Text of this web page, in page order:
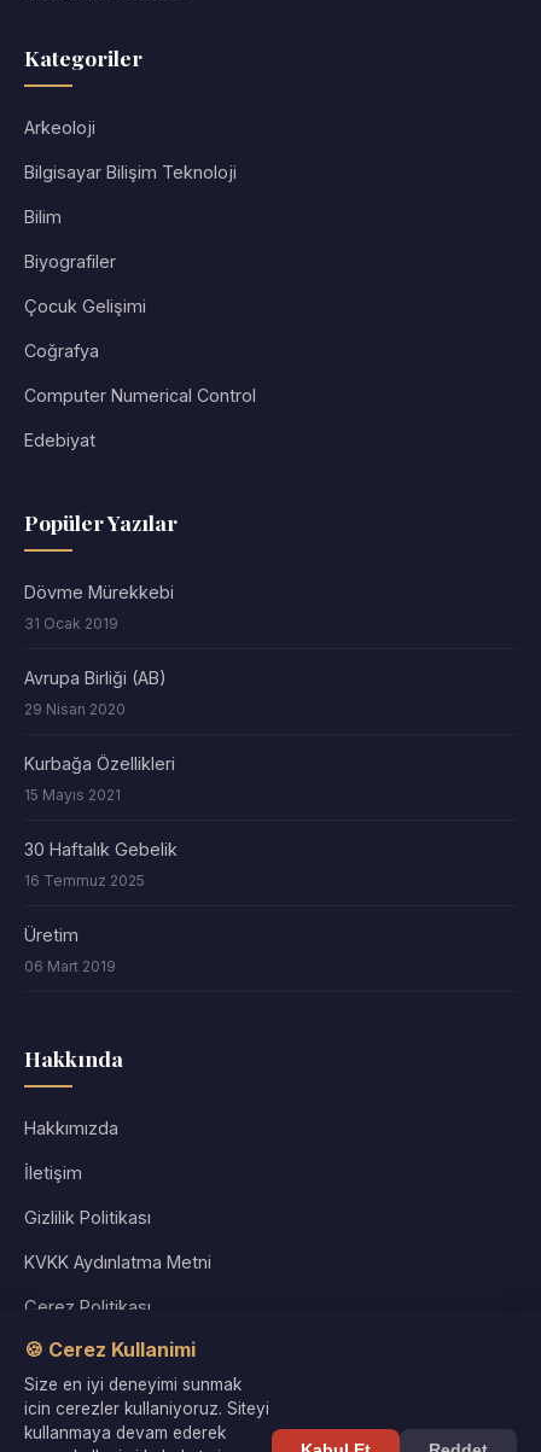
Kategoriler
Arkeoloji
Bilgisayar Bilişim Teknoloji
Bilim
Biyografiler
Çocuk Gelişimi
Coğrafya
Computer Numerical Control
Edebiyat
Popüler Yazılar
Dövme Mürekkebi
31 Ocak 2019
Avrupa Birliği (AB)
29 Nisan 2020
Kurbağa Özellikleri
15 Mayıs 2021
30 Haftalık Gebelik
16 Temmuz 2025
Üretim
06 Mart 2019
Hakkında
Hakkımızda
İletişim
Gizlilik Politikası
KVKK Aydınlatma Metni
Çerez Politikası
Kullanım Koşulları
Site Haritası
🍪 Cerez Kullanimi
Size en iyi deneyimi sunmak
icin cerezler kullaniyoruz. Siteyi
kullanmaya devam ederek